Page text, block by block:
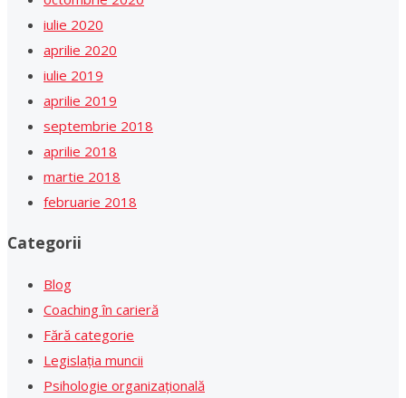
iulie 2020
aprilie 2020
iulie 2019
aprilie 2019
septembrie 2018
aprilie 2018
martie 2018
februarie 2018
Categorii
Blog
Coaching în carieră
Fără categorie
Legislația muncii
Psihologie organizațională